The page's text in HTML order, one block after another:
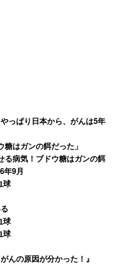
っぱり日本から、がんは5年
はガンの餌だった」
る病気！ブドウ糖はガンの餌
年9月
球
球
球
んの原因が分かった！』